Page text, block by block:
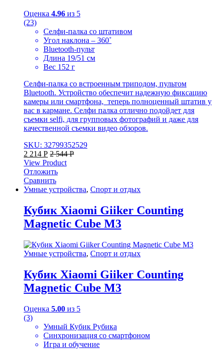
Оценка 4.96 из 5
(23)
Селфи-палка со штативом
Угол наклона – 360˚
Bluetooth-пульт
Длина 19/51 см
Вес 152 г
Селфи-палка со встроенным триподом, пультом
Bluetooth. Устройство обеспечит надежную фиксацию
камеры или смартфона, теперь полноценный штатив у
вас в кармане. Селфи палка отлично подойдет для
съемки selfi, для групповых фотографий и даже для
качественной съемки видео обзоров.
SKU: 32799352529
2 214 Р 2 544Р
View Product
Отложить
Сравнить
Умные устройства, Спорт и отдых
Кубик Xiaomi Giiker Counting
Magnetic Cube M3
Умные устройства, Спорт и отдых
Кубик Xiaomi Giiker Counting
Magnetic Cube M3
Оценка 5.00 из 5
(3)
Умный Кубик Рубика
Синхронизация со смартфоном
Игра и обучение